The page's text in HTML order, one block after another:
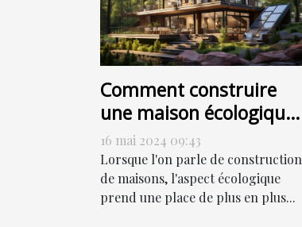
Comment construire
une maison écologique
sans sacrifier le style
16 mai 2024 09:43
Lorsque l'on parle de construction
de maisons, l'aspect écologique
prend une place de plus en plus...